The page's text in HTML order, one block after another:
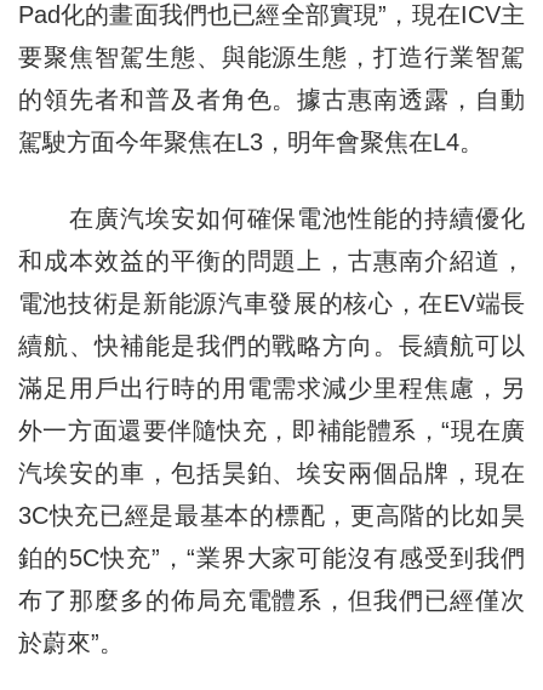
Pad化的畫面我們也已經全部實現”，現在ICV主
要聚焦智駕生態、與能源生態，打造行業智駕
的領先者和普及者角色。據古惠南透露，自動
駕駛方面今年聚焦在L3，明年會聚焦在L4。
在廣汽埃安如何確保電池性能的持續優化
和成本效益的平衡的問題上，古惠南介紹道，
電池技術是新能源汽車發展的核心，在EV端長
續航、快補能是我們的戰略方向。長續航可以
滿足用戶出行時的用電需求減少里程焦慮，另
外一方面還要伴隨快充，即補能體系，“現在廣
汽埃安的車，包括昊鉑、埃安兩個品牌，現在
3C快充已經是最基本的標配，更高階的比如昊
鉑的5C快充”，“業界大家可能沒有感受到我們
布了那麼多的佈局充電體系，但我們已經僅次
於蔚來”。